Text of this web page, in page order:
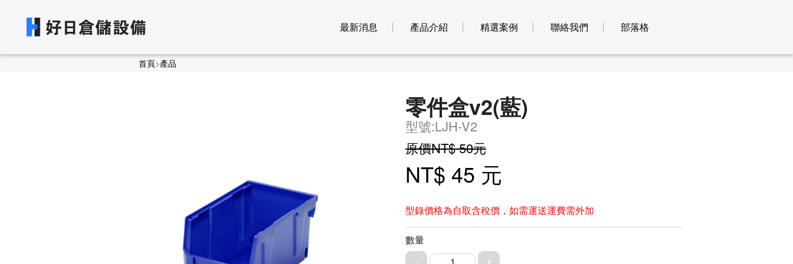
最新消息 產品介紹 精選案例 聯絡我們 部落格
首頁>產品
零件盒v2(藍)
型號:LJH-V2
原價NT$ 50元
NT$ 45 元
型錄價格為自取含稅價，如需運送運費需外加
數量
1